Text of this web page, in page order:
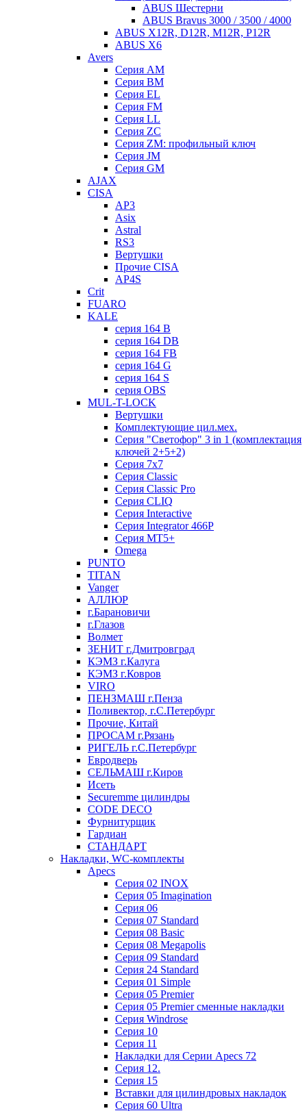
ABUS Шестерни
ABUS Bravus 3000 / 3500 / 4000
ABUS X12R, D12R, M12R, P12R
ABUS X6
Avers
Серия AM
Серия BM
Серия EL
Серия FM
Серия LL
Серия ZC
Серия ZM: профильный ключ
Серия JM
Серия GM
AJAX
CISA
AP3
Asix
Astral
RS3
Вертушки
Прочие CISA
AP4S
Crit
FUARO
KALE
серия 164 B
серия 164 DB
серия 164 FB
серия 164 G
серия 164 S
серия OBS
MUL-T-LOCK
Вертушки
Комплектующие цил.мех.
Серия "Светофор" 3 in 1 (комплектация
ключей 2+5+2)
Серия 7х7
Серия Classic
Серия Classic Pro
Серия CLIQ
Серия Interactive
Серия Integrator 466P
Серия MT5+
Omega
PUNTO
TITAN
Vanger
АЛЛЮР
г.Барановичи
г.Глазов
Волмет
ЗЕНИТ г.Дмитровград
КЭМЗ г.Калуга
КЭМЗ г.Ковров
VIRO
ПЕНЗМАШ г.Пенза
Поливектор, г.С.Петербург
Прочие, Китай
ПРОСАМ г.Рязань
РИГЕЛЬ г.С.Петербург
Евродверь
СЕЛЬМАШ г.Киров
Исеть
Securemme цилиндры
CODE DECO
Фурнитурщик
Гардиан
СТАНДАРТ
Накладки, WC-комплекты
Apecs
Cерия 02 INOX
Cерия 05 Imagination
Cерия 06
Cерия 07 Standard
Cерия 08 Basic
Cерия 08 Megapolis
Cерия 09 Standard
Cерия 24 Standard
Серия 01 Simple
Серия 05 Premier
Серия 05 Premier сменные накладки
Cерия Windrose
Серия 10
Серия 11
Накладки для Серии Apecs 72
Серия 12.
Серия 15
Вставки для цилиндровых накладок
Серия 60 Ultra